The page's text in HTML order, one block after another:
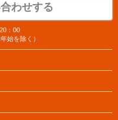
わせする
：00
始を除く）